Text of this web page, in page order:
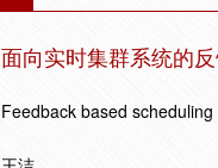
面向实时集群系统的
Feedback based